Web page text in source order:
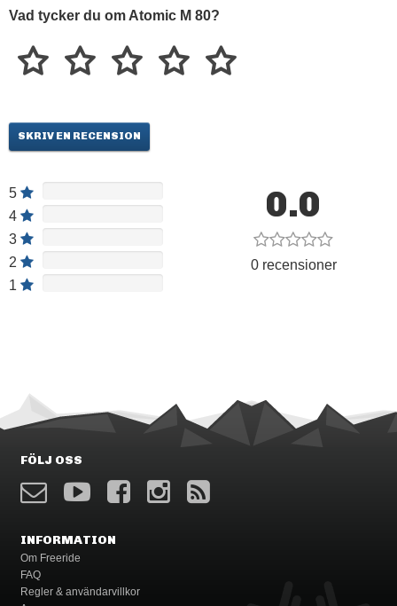
Vad tycker du om Atomic M 80?
SKRIV EN RECENSION
5
4
3
2
1
0.0
0 recensioner
FÖLJ OSS
INFORMATION
Om Freeride
FAQ
Regler & användarvillkor